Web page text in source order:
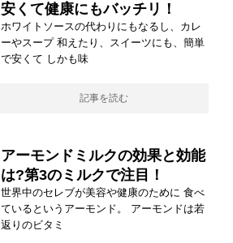
安くて健康にもバッチリ！
ホワイトソースの代わりにもなるし、カレ
ーやスープ 和えたり、スイーツにも、簡単
で安くて しかも味
記事を読む
アーモンドミルクの効果と効能
は?第3のミルクで注目！
世界中のセレブが美容や健康のために 食べ
ているというアーモンド。 アーモンドは若
返りのビタミ